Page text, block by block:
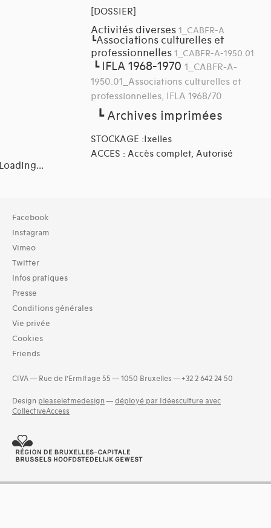
[DOSSIER]
Activités diverses 1_CABFR-A
┗Associations culturelles et
professionnelles 1_CABFR-A-1950.01
┗ IFLA 1968-1970 1_CABFR-A-
1950.01_Associations culturelles et
professionnelles, IFLA 1968/70
┗Archives imprimées
STOCKAGE :Ixelles
ACCES : Accès complet, Autorisé
Collection
TOUT (3)
Archives (3)
Typologies documents
Séries (activités) (25)
17-parc et jardins, privés (41)
18- parcs et jardins publics (43)
20-bâtiments, mobilier et éléments de jardins ou de parcs
(41)
22-botanique (40)
23-écosystème (38)
Facebook
Instagram
Vimeo
Twitter
Infos pratiques
Presse
Conditions générales
Vie privée
Cookies
Friends
CIVA — Rue de l’Ermitage 55 — 1050 Bruxelles — +32 2 642 24 50
Design pleaseletmedesign — déployé par Idéesculture avec
CollectiveAccess